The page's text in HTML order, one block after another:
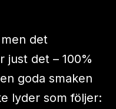
det
just det – 100%
goda smaken
lyder som följer: